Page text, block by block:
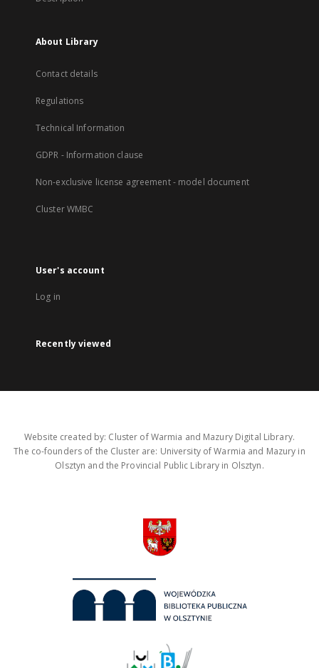
About Library
Contact details
Regulations
Technical Information
GDPR - Information clause
Non-exclusive license agreement - model document
Cluster WMBC
User's account
Log in
Recently viewed
Website created by: Cluster of Warmia and Mazury Digital Library.
The co-founders of the Cluster are: University of Warmia and Mazury in
Olsztyn and the Provincial Public Library in Olsztyn.